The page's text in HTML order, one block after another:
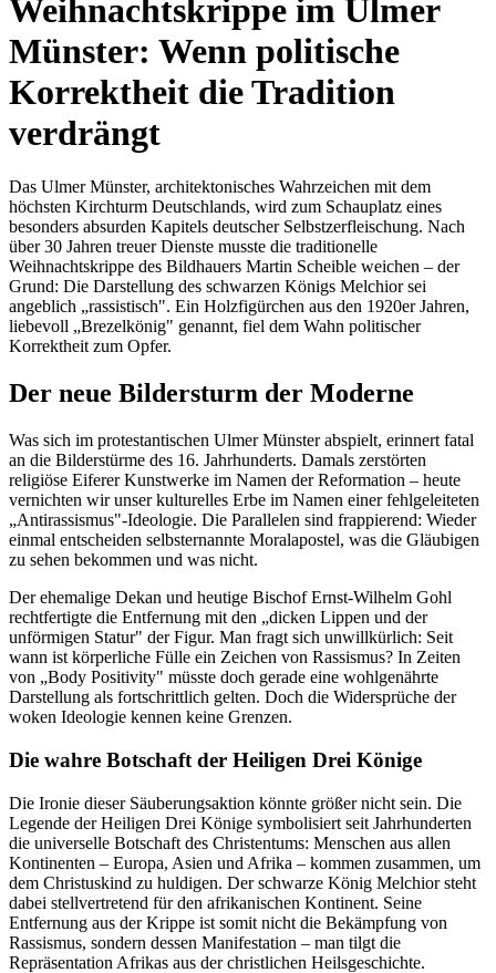
Weihnachtskrippe im Ulmer
Münster: Wenn politische
Korrektheit die Tradition
verdrängt
Das Ulmer Münster, architektonisches Wahrzeichen mit dem
höchsten Kirchturm Deutschlands, wird zum Schauplatz eines
besonders absurden Kapitels deutscher Selbstzerfleischung. Nach
über 30 Jahren treuer Dienste musste die traditionelle
Weihnachtskrippe des Bildhauers Martin Scheible weichen – der
Grund: Die Darstellung des schwarzen Königs Melchior sei
angeblich „rassistisch". Ein Holzfigürchen aus den 1920er Jahren,
liebevoll „Brezelkönig" genannt, fiel dem Wahn politischer
Korrektheit zum Opfer.
Der neue Bildersturm der Moderne
Was sich im protestantischen Ulmer Münster abspielt, erinnert fatal
an die Bilderstürme des 16. Jahrhunderts. Damals zerstörten
religiöse Eiferer Kunstwerke im Namen der Reformation – heute
vernichten wir unser kulturelles Erbe im Namen einer fehlgeleiteten
„Antirassismus"-Ideologie. Die Parallelen sind frappierend: Wieder
einmal entscheiden selbsternannte Moralapostel, was die Gläubigen
zu sehen bekommen und was nicht.
Der ehemalige Dekan und heutige Bischof Ernst-Wilhelm Gohl
rechtfertigte die Entfernung mit den „dicken Lippen und der
unförmigen Statur" der Figur. Man fragt sich unwillkürlich: Seit
wann ist körperliche Fülle ein Zeichen von Rassismus? In Zeiten
von „Body Positivity" müsste doch gerade eine wohlgenährte
Darstellung als fortschrittlich gelten. Doch die Widersprüche der
woken Ideologie kennen keine Grenzen.
Die wahre Botschaft der Heiligen Drei Könige
Die Ironie dieser Säuberungsaktion könnte größer nicht sein. Die
Legende der Heiligen Drei Könige symbolisiert seit Jahrhunderten
die universelle Botschaft des Christentums: Menschen aus allen
Kontinenten – Europa, Asien und Afrika – kommen zusammen, um
dem Christuskind zu huldigen. Der schwarze König Melchior steht
dabei stellvertretend für den afrikanischen Kontinent. Seine
Entfernung aus der Krippe ist somit nicht die Bekämpfung von
Rassismus, sondern dessen Manifestation – man tilgt die
Repräsentation Afrikas aus der christlichen Heilsgeschichte.